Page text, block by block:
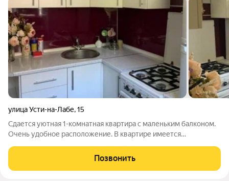
улица Усти-на-Лабе,15
Сдается уютная 1-комнатная квартира с маленьким балконом.
Очень удобное расположение. В квартире имеется
Остановка за домом, через два дома супермаркет, ДК
Молодежи с фонтаном и детской
Позвонить